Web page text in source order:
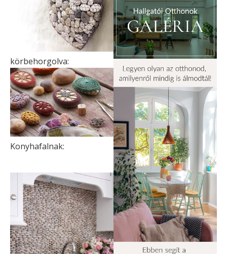
körbehorgolva:
Konyhafalnak: